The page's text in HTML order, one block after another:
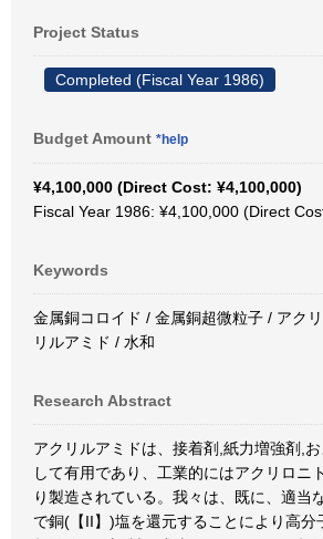
Project Status
Completed (Fiscal Year 1986)
Budget Amount *help
¥4,100,000 (Direct Cost: ¥4,100,000)
Fiscal Year 1986: ¥4,100,000 (Direct
Keywords
金属銅コロイド / 金属銅超微粒子 / アク
リルアミド / 水和
Research Abstract
アクリルアミドは、接着剤,紙力増強剤,
して有用であり、工業的にはアクリロニ
り製造されている。我々は、既に、適当
で銅(【II】)塩を還元することにより高分